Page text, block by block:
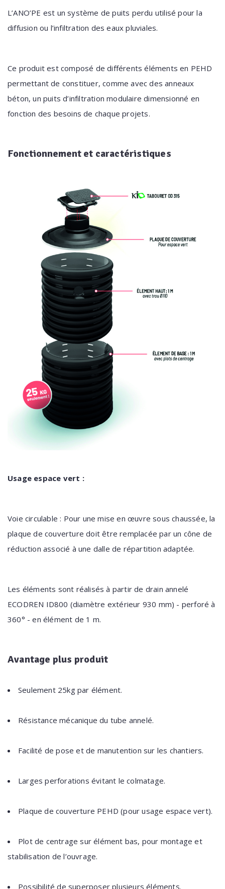
L’ANO’PE est un système de puits perdu utilisé pour la
diffusion ou l’infiltration des eaux pluviales.
Ce produit est composé de différents éléments en PEHD
permettant de constituer, comme avec des anneaux
béton, un puits d’infiltration modulaire dimensionné en
fonction des besoins de chaque projets.
Fonctionnement et caractéristiques
Usage espace vert :
Voie circulable : Pour une mise en œuvre sous chaussée, la
plaque de couverture doit être remplacée par un cône de
réduction associé à une dalle de répartition adaptée.
Les éléments sont réalisés à partir de drain annelé
ECODREN ID800 (diamètre extérieur 930 mm) - perforé à
360° - en élément de 1 m.
Avantage plus produit
Seulement 25kg par élément.
Résistance mécanique du tube annelé.
Facilité de pose et de manutention sur les chantiers.
Larges perforations évitant le colmatage.
Plaque de couverture PEHD (pour usage espace vert).
Plot de centrage sur élément bas, pour montage et
stabilisation de l’ouvrage.
Possibilité de superposer plusieurs éléments.